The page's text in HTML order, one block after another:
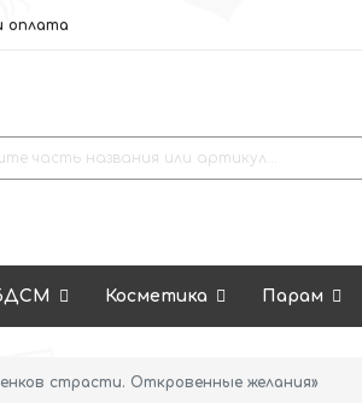
оплата
Косметика Парам
страсти. Откровенные желания»